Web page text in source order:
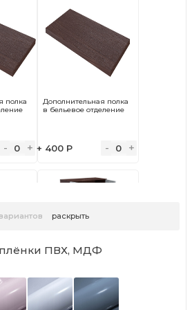
полка
- 0 +
Дополнительная полка
в бельевое отделение
+ 400 Р - 0 +
Зеркало на дверь
(внутри шкафа)
раскрыть
вариантов
ПВХ, МДФ